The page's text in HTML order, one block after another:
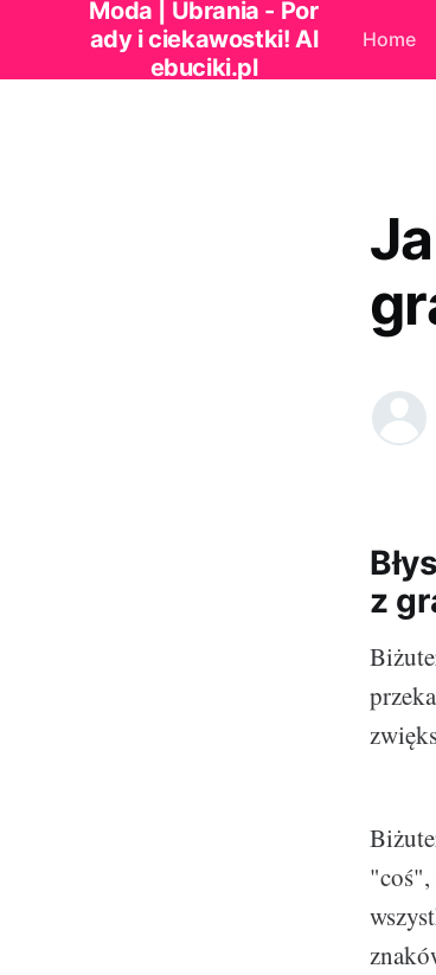
Moda | Ubrania - Por
ady i ciekawostki! Al
ebuciki.pl
Home
z
"coś",